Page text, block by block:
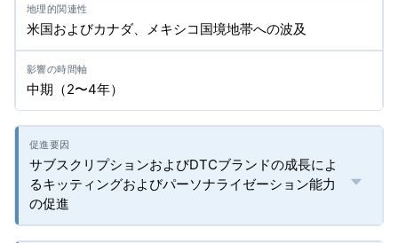
米国およびカナダ、メキシコ国境地帯への波及
中期（2〜4年）
サブスクリプションおよびDTCブランドの成長によ
るキッティングおよびパーソナライゼーション能力
の促進